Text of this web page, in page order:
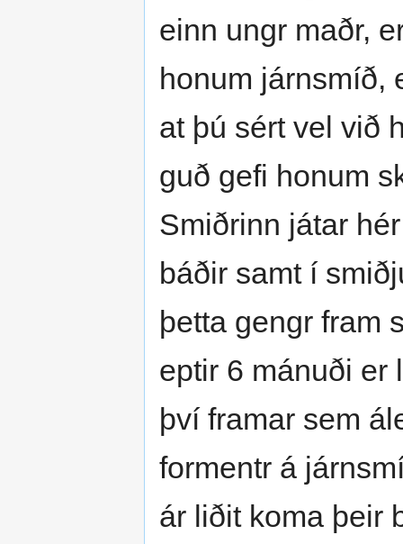
einn ungr maðr,
honum járnsmíð,
at þú sért vel við
guð gefi honum
Smiðrinn játar
báðir samt í
þetta gengr fram
eptir 6 mánuði
því framar sem
formentr á
ár liðit koma þeir